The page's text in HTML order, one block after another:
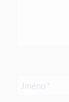
Jméno *